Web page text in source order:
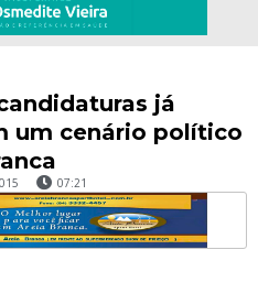
já
um cenário político
07:21